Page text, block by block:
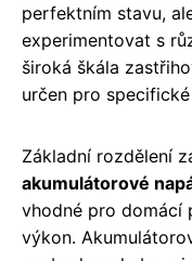
perfektním stavu,
experimentovat s
široká škála
určen pro
Základní rozdělení
akumulátorové
vhodné pro domácí
výkon.